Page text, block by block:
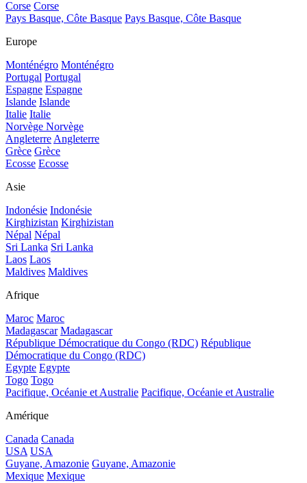
Corse Corse
Pays Basque, Côte Basque Pays Basque, Côte Basque
Europe
Monténégro Monténégro
Portugal Portugal
Espagne Espagne
Islande Islande
Italie Italie
Norvège Norvège
AngleterreAngleterre
Grèce Grèce
Ecosse Ecosse
Asie
Indonésie Indonésie
Kirghizistan Kirghizistan
Népal Népal
Sri Lanka Sri Lanka
Laos Laos
Maldives Maldives
Afrique
Maroc Maroc
Madagascar Madagascar
République Démocratique du Congo (RDC) République
Démocratique du Congo (RDC)
Egypte Egypte
Togo Togo
Pacifique, Océanie et Australie Pacifique, Océanie et Australie
Amérique
Canada Canada
USA USA
Guyane, Amazonie Guyane, Amazonie
Mexique Mexique